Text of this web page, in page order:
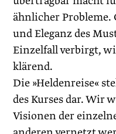
ähnlicher Probleme.
und Eleganz des
Einzelfall verbirgt,
klärend.
Die »Heldenreise«
des Kurses dar. Wir
Visionen der